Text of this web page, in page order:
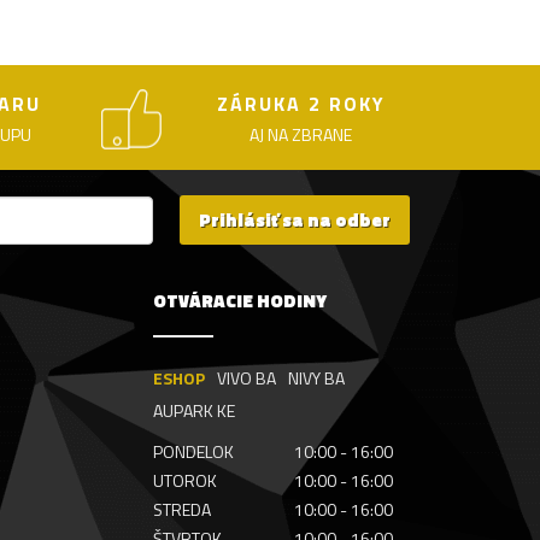
ZÁRUKA 2 ROKY
AJ NA ZBRANE
Prihlásiť sa na odber
OTVÁRACIE HODINY
ESHOP VIVO BA NIVY BA
AUPARK KE
PONDELOK
10:00 - 16:00
UTOROK
10:00 - 16:00
STREDA
10:00 - 16:00